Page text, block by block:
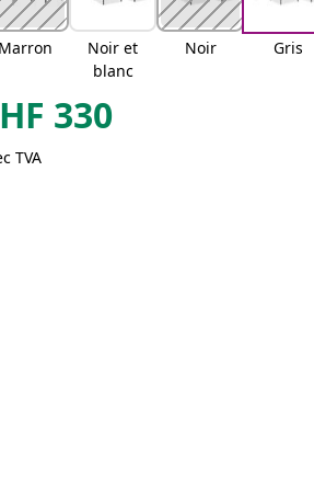
Noir et
blanc
Noir Gris
330
TVA